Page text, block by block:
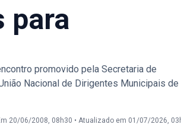
para
promovido pela Secretaria de
Nacional de Dirigentes Municipais de
20/06/2008, 08h30 • Atualizado em 01/07/2026,